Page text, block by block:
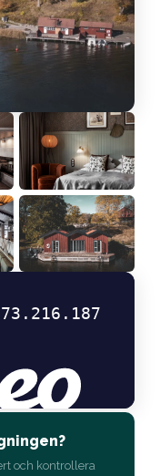
och kontrollera